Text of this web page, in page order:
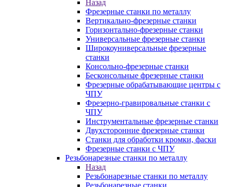
Назад
Фрезерные станки по металлу
Вертикально-фрезерные станки
Горизонтально-фрезерные станки
Универсальные фрезерные станки
Широкоуниверсальные фрезерные
станки
Консольно-фрезерные станки
Бесконсольные фрезерные станки
Фрезерные обрабатывающие центры с
ЧПУ
Фрезерно-гравировальные станки с
ЧПУ
Инструментальные фрезерные станки
Двухсторонние фрезерные станки
Станки для обработки кромки, фаски
Фрезерные станки с ЧПУ
Резьбонарезные станки по металлу
Назад
Резьбонарезные станки по металлу
Резьбонарезные станки